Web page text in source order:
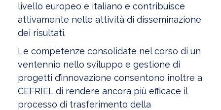
livello europeo e italiano e contribuisce
attivamente nelle attività di disseminazione
dei risultati.
Le competenze consolidate nel corso di un
ventennio nello sviluppo e gestione di
progetti d’innovazione consentono inoltre a
CEFRIEL di rendere ancora più efficace il
processo di trasferimento della